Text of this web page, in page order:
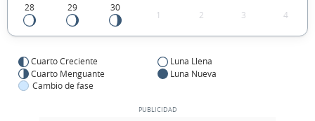
28 29 30
1 2 3 4
Cuarto Creciente
Luna Llena
Cuarto Menguante
Luna Nueva
Cambio de fase